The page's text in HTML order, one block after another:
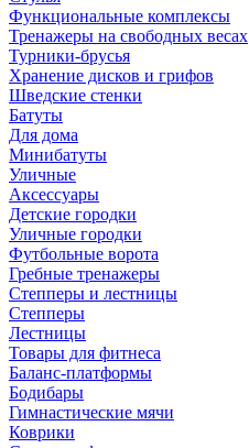
Функциональные комплексы
Тренажеры на свободных весах
Турники-брусья
Хранение дисков и грифов
Шведские стенки
Батуты
Для дома
Минибатуты
Уличные
Аксессуары
Детские городки
Уличные городки
Футбольные ворота
Гребные тренажеры
Степперы и лестницы
Степперы
Лестницы
Товары для фитнеса
Баланс-платформы
Бодибары
Гимнастические мячи
Коврики